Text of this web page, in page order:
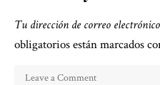
Tu dirección de correo
obligatorios están marcados